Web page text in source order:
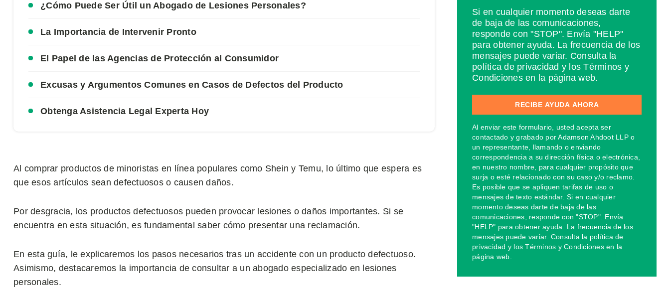
¿Cómo Puede Ser Útil un Abogado de Lesiones Personales?
La Importancia de Intervenir Pronto
El Papel de las Agencias de Protección al Consumidor
Excusas y Argumentos Comunes en Casos de Defectos del Producto
Obtenga Asistencia Legal Experta Hoy
Al comprar productos de minoristas en línea populares como Shein y Temu, lo último que espera es
que esos artículos sean defectuosos o causen daños.
Por desgracia, los productos defectuosos pueden provocar lesiones o daños importantes. Si se
encuentra en esta situación, es fundamental saber cómo presentar una reclamación.
En esta guía, le explicaremos los pasos necesarios tras un accidente con un producto defectuoso.
Asimismo, destacaremos la importancia de consultar a un abogado especializado en lesiones
personales.
Si en cualquier momento deseas darte
de baja de las comunicaciones,
responde con "STOP". Envía "HELP"
para obtener ayuda. La frecuencia de los
mensajes puede variar. Consulta la
política de privacidad y los Términos y
Condiciones en la página web.
Al enviar este formulario, usted acepta ser
contactado y grabado por Adamson Ahdoot LLP o
un representante, llamando o enviando
correspondencia a su dirección física o electrónica,
en nuestro nombre, para cualquier propósito que
surja o esté relacionado con su caso y/o reclamo.
Es posible que se apliquen tarifas de uso o
mensajes de texto estándar. Si en cualquier
momento deseas darte de baja de las
comunicaciones, responde con "STOP". Envía
"HELP" para obtener ayuda. La frecuencia de los
mensajes puede variar. Consulta la política de
privacidad y los Términos y Condiciones en la
página web.